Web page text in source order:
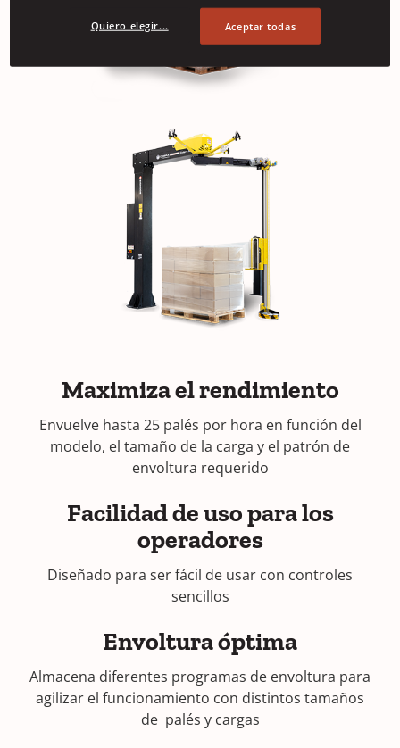
Maximiza el rendimiento
Envuelve hasta 25 palés por hora en función del
modelo, el tamaño de la carga y el patrón de
envoltura requerido
Facilidad de uso para los
operadores
Diseñado para ser fácil de usar con controles
sencillos
Envoltura óptima
Almacena diferentes programas de envoltura para
agilizar el funcionamiento con distintos tamaños
de palés y cargas
Quiero elegir... Aceptar todas